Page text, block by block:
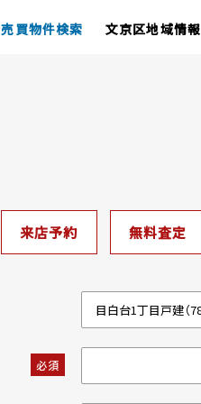
売買物件検索 文京区地域情報
来店予約 無料査定
必須